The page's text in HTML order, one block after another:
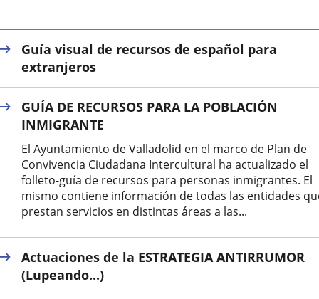
Guía visual de recursos de español para
extranjeros
GUÍA DE RECURSOS PARA LA POBLACIÓN
INMIGRANTE
El Ayuntamiento de Valladolid en el marco de Plan de
Convivencia Ciudadana Intercultural ha actualizado el
folleto-guía de recursos para personas inmigrantes. El
mismo contiene información de todas las entidades
prestan servicios en distintas áreas a las...
Actuaciones de la ESTRATEGIA ANTIRRUMOR
(Lupeando...)